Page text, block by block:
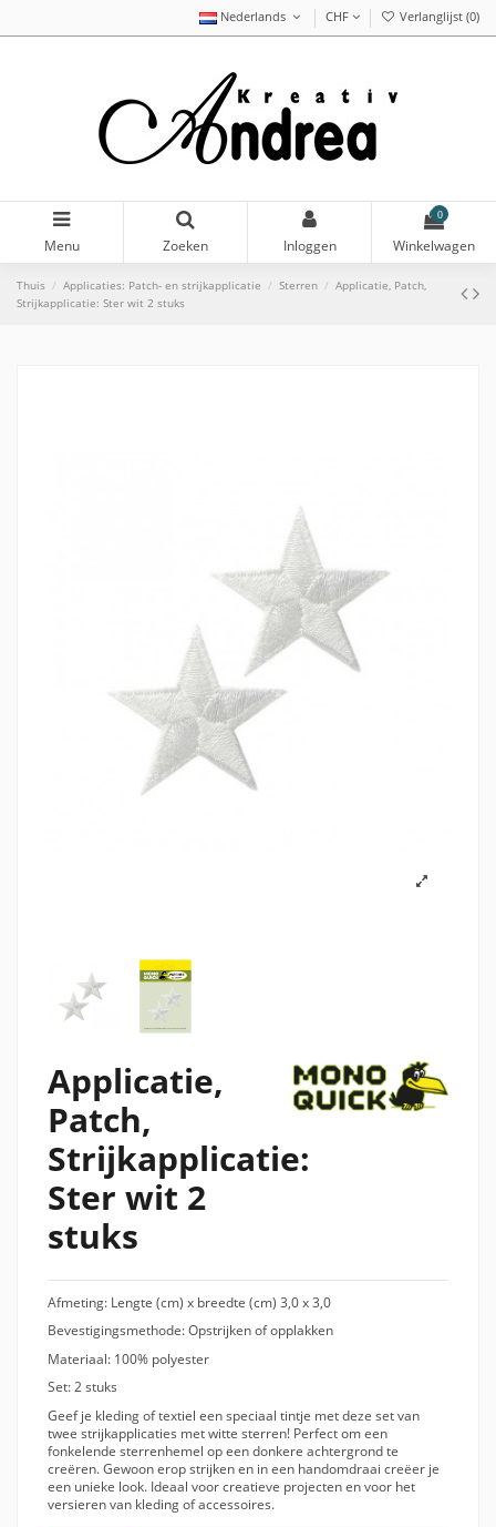
Nederlands CHF Verlanglijst (0)
Menu Zoeken Inloggen
0
Winkelwagen
Thuis Applicaties: Patch- en strijkapplicatie Sterren
Applicatie, Patch,
Strijkapplicatie: Ster wit 2 stuks
Applicatie,
Patch,
Strijkapplicatie:
Ster wit 2
stuks
Afmeting: Lengte (cm) x breedte (cm) 3,0 x 3,0
Bevestigingsmethode: Opstrijken of opplakken
Materiaal: 100% polyester
Set: 2 stuks
Geef je kleding of textiel een speciaal tintje met deze set van
twee strijkapplicaties met witte sterren! Perfect om een
fonkelende sterrenhemel op een donkere achtergrond te
creëren. Gewoon erop strijken en in een handomdraai creëer je
een unieke look. Ideaal voor creatieve projecten en voor het
versieren van kleding of accessoires.